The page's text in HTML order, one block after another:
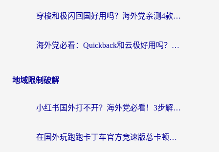
穿梭和极闪回国好用吗？海外党亲测4款加速器+1个隐藏宝藏
海外党必看：Quickback和云极好用吗？3招教你选对回国加速器（附PC端VPN实测对比）
地域限制破解
小红书国外打不开？海外党必看！3步解决国内影音、生活服务全畅通
在国外玩跑跑卡丁车官方竞速版总卡顿？这篇攻略帮你解决地区限制+低延迟难题